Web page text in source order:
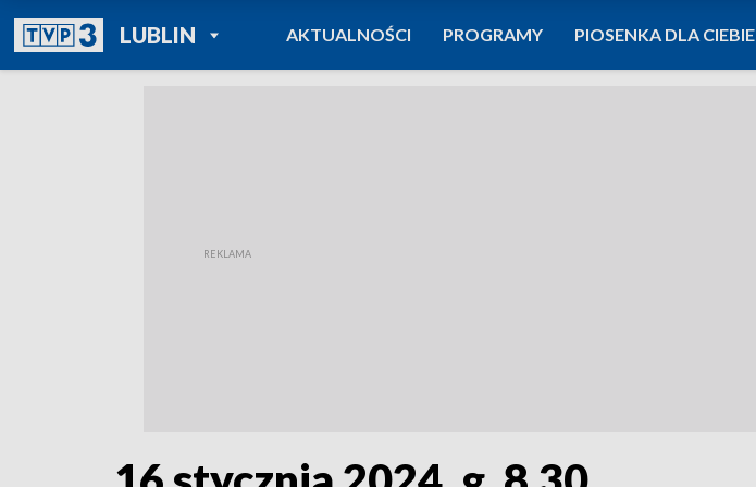
LUBLINPOWRÓT DO
TVP REGIONY
AKTUALNOŚCI PROGRAMY PIOSENKA DLA CIEBIE